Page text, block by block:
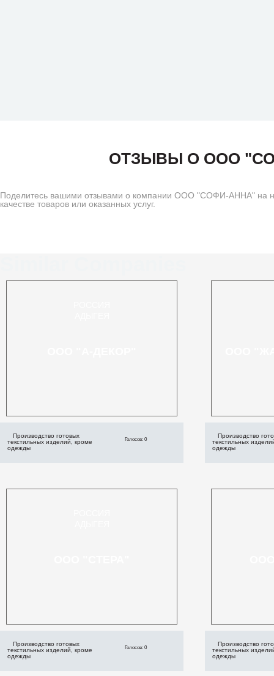
ОТЗЫВЫ О ООО
Поделитесь вашими отзывами о компании ООО "СОФИ-АННА" на
качестве товаров или оказанных услуг.
Производство готовых
текстильных изделий, кроме
одежды
Голосов: 0
Производство
текстильных
одежды
Производство готовых
текстильных изделий, кроме
одежды
Голосов: 0
Производство
текстильных
одежды